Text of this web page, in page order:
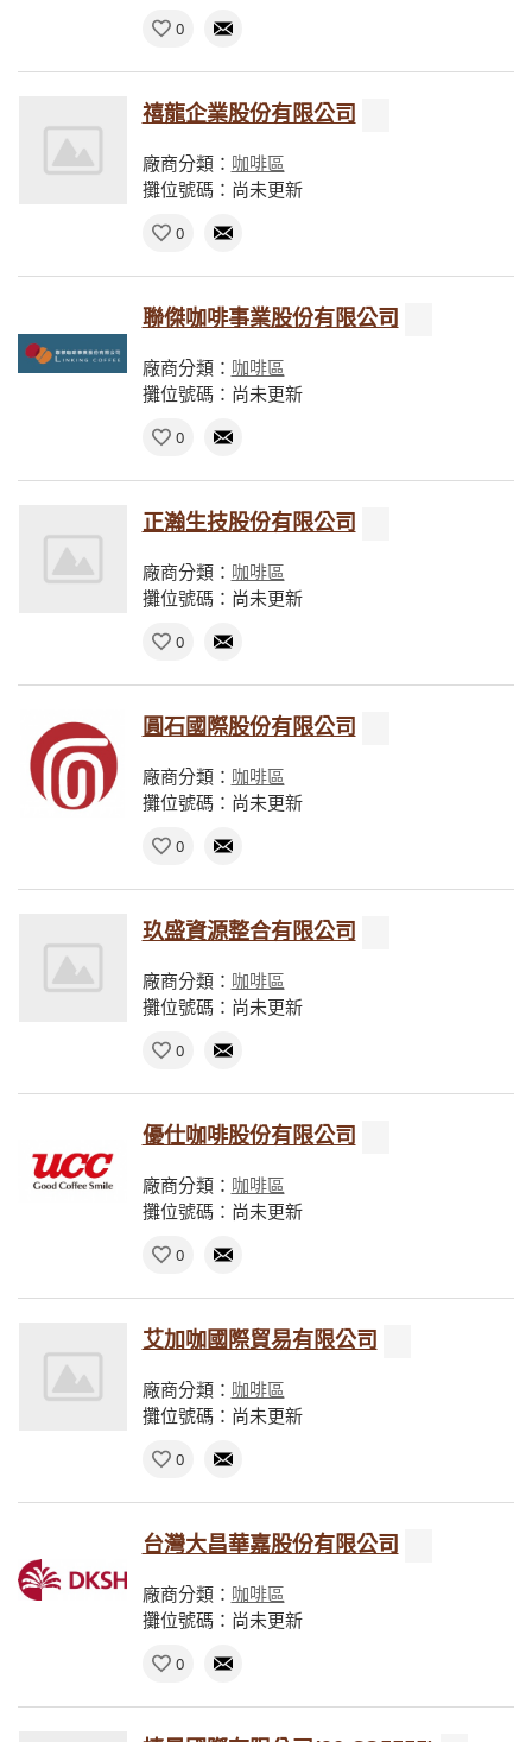
0
禧龍企業股份有限公司
廠商分類： 咖啡區
攤位號碼：尚未更新
0
聯傑咖啡事業股份有限公司
廠商分類： 咖啡區
攤位號碼：尚未更新
0
正瀚生技股份有限公司
廠商分類： 咖啡區
攤位號碼：尚未更新
0
圓石國際股份有限公司
廠商分類： 咖啡區
攤位號碼：尚未更新
0
玖盛資源整合有限公司
廠商分類： 咖啡區
攤位號碼：尚未更新
0
優仕咖啡股份有限公司
廠商分類： 咖啡區
攤位號碼：尚未更新
0
艾加咖國際貿易有限公司
廠商分類： 咖啡區
攤位號碼：尚未更新
0
台灣大昌華嘉股份有限公司
廠商分類： 咖啡區
攤位號碼：尚未更新
0